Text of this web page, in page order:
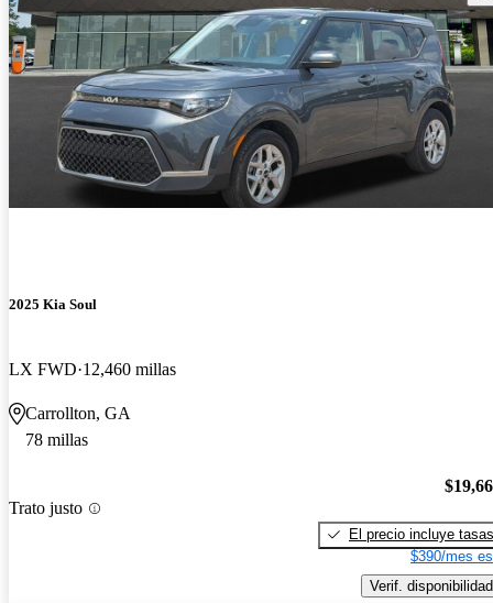
2025 Kia Soul
LX FWD 12,460 millas
Carrollton, GA
78 millas
Trato justo
El precio incluye tasas
$390/mes
Verif. disponibilidad